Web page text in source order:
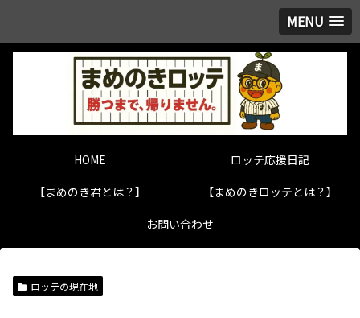
MENU
HOME
ロッテ応援日記
【まめのき君とは？】
【まめのきロッテとは？】
お問い合わせ
ロッテの現在地